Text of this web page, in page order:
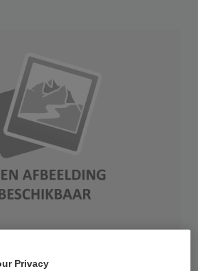
korting van de pensioenen
Privacy